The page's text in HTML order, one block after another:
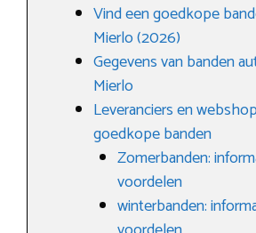
Vind een goedkope
Mierlo (2026)
Gegevens van banden
Mierlo
Leveranciers en
goedkope banden
Zomerbanden:
voordelen
winterbanden: